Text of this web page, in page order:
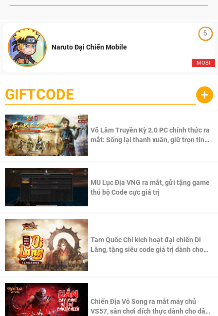
5
MOBI
Naruto Đại Chiến Mobile
GIFTCODE +
Võ Lâm Truyền Kỳ 2.0 PC chính thức ra
mắt: Sống lại thanh xuân, giữ trọn tinh
MU Lục Địa VNG ra mắt, gửi tặng game
thủ bộ Code cực giá trị
Tam Quốc Chí kích hoạt đại chiến Di
Lăng, tặng siêu code giá trị dành cho
Chiến Địa Vô Song ra mắt máy chủ
VS57, sân chơi đích thực dành cho dân